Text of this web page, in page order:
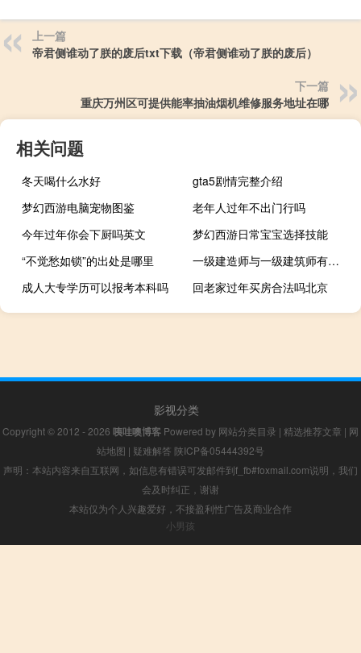
上一篇
帝君侧谁动了朕的废后txt下载（帝君侧谁动了朕的废后）
下一篇
重庆万州区可提供能率抽油烟机维修服务地址在哪
相关问题
冬天喝什么水好
gta5剧情完整介绍
梦幻西游电脑宠物图鉴
老年人过年不出门行吗
今年过年你会下厨吗英文
梦幻西游日常宝宝选择技能
“不觉愁如锁”的出处是哪里
一级建造师与一级建筑师有什么区别
成人大专学历可以报考本科吗
回老家过年买房合法吗北京
影视分类
Copyright © 2012 - 2026 咦哇噢博客 Powered by 网站分类目录 | 精选推荐文章 | 网
站地图 | 疑难解答 陕ICP备05444392号
声明：本站内容来自互联网，如信息有错误可发邮件到f_fb#foxmail.com说明，我们
会及时纠正，谢谢
本站仅为个人兴趣爱好，不接盈利性广告及商业合作
小男孩